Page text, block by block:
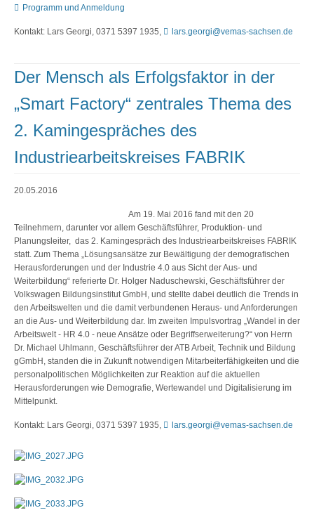
Programm und Anmeldung
Kontakt: Lars Georgi, 0371 5397 1935, lars.georgi@vemas-sachsen.de
Der Mensch als Erfolgsfaktor in der
„Smart Factory“ zentrales Thema des
2. Kamingespräches des
Industriearbeitskreises FABRIK
20.05.2016
Am 19. Mai 2016 fand mit den 20
Teilnehmern, darunter vor allem Geschäftsführer, Produktion- und
Planungsleiter, das 2. Kamingespräch des Industriearbeitskreises FABRIK
statt. Zum Thema „Lösungsansätze zur Bewältigung der demografischen
Herausforderungen und der Industrie 4.0 aus Sicht der Aus- und
Weiterbildung“ referierte Dr. Holger Naduschewski, Geschäftsführer der
Volkswagen Bildungsinstitut GmbH, und stellte dabei deutlich die Trends in
den Arbeitswelten und die damit verbundenen Heraus- und Anforderungen
an die Aus- und Weiterbildung dar. Im zweiten Impulsvortrag „Wandel in der
Arbeitswelt - HR 4.0 - neue Ansätze oder Begriffserweiterung?“ von Herrn
Dr. Michael Uhlmann, Geschäftsführer der ATB Arbeit, Technik und Bildung
gGmbH, standen die in Zukunft notwendigen Mitarbeiterfähigkeiten und die
personalpolitischen Möglichkeiten zur Reaktion auf die aktuellen
Herausforderungen wie Demografie, Wertewandel und Digitalisierung im
Mittelpunkt.
Kontakt: Lars Georgi, 0371 5397 1935, lars.georgi@vemas-sachsen.de